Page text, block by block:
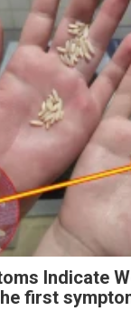
Indicate
first